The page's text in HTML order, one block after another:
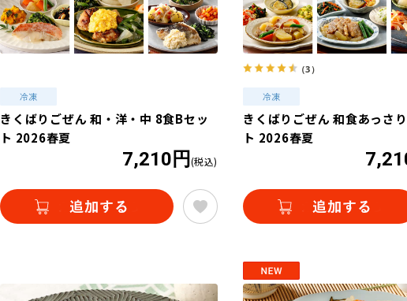
きくばりごぜん 和・洋・中 8食Bセッ
ト 2026春夏
7,210円 (税込)
（3）
きくばりごぜん 和食あっさ
ト 2026春夏